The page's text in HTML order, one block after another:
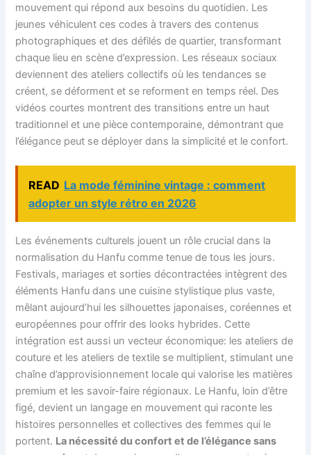
mouvement qui répond aux besoins du quotidien. Les
jeunes véhiculent ces codes à travers des contenus
photographiques et des défilés de quartier, transformant
chaque lieu en scène d’expression. Les réseaux sociaux
deviennent des ateliers collectifs où les tendances se
créent, se déforment et se reforment en temps réel. Des
vidéos courtes montrent des transitions entre un haut
traditionnel et une pièce contemporaine, démontrant que
l’élégance peut se déployer dans la simplicité et le confort.
READ La mode féminine vintage : comment
adopter un style rétro en 2026
Les événements culturels jouent un rôle crucial dans la
normalisation du Hanfu comme tenue de tous les jours.
Festivals, mariages et sorties décontractées intègrent des
éléments Hanfu dans une cuisine stylistique plus vaste,
mêlant aujourd’hui les silhouettes japonaises, coréennes et
européennes pour offrir des looks hybrides. Cette
intégration est aussi un vecteur économique: les ateliers de
couture et les ateliers de textile se multiplient, stimulant une
chaîne d’approvisionnement locale qui valorise les matières
premium et les savoir-faire régionaux. Le Hanfu, loin d’être
figé, devient un langage en mouvement qui raconte les
histoires personnelles et collectives des femmes qui le
portent. La nécessité du confort et de l’élégance sans